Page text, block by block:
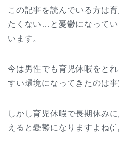
この記事を読んでいる方は
たくない…と憂鬱になって
います。
今は男性でも育児休暇をと
すい環境になってきたのは
しかし育児休暇で長期休み
えると憂鬱になりますよね